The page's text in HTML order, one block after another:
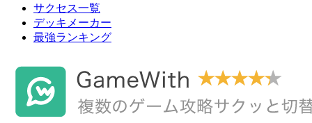
サクセス一覧
デッキメーカー
最強ランキング